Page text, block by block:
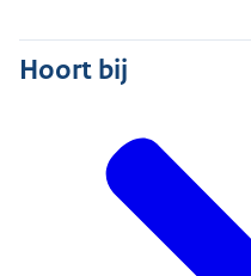
Hoort bij